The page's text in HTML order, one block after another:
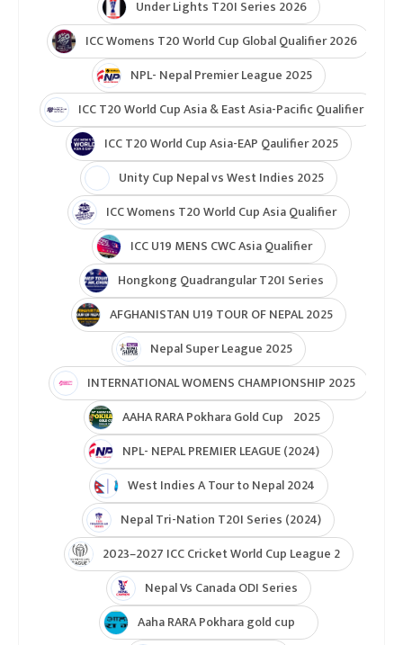
Under Lights T20I Series 2026
ICC Womens T20 World Cup Global Qualifier 2026
NPL- Nepal Premier League 2025
ICC T20 World Cup Asia & East Asia-Pacific Qualifier
ICC T20 World Cup Asia-EAP Qaulifier 2025
Unity Cup Nepal vs West Indies 2025
ICC Womens T20 World Cup Asia Qualifier
ICC U19 MENS CWC Asia Qualifier
Hongkong Quadrangular T20I Series
AFGHANISTAN U19 TOUR OF NEPAL 2025
Nepal Super League 2025
INTERNATIONAL WOMENS CHAMPIONSHIP 2025
AAHA RARA Pokhara Gold Cup 2025
NPL- NEPAL PREMIER LEAGUE (2024)
West Indies A Tour to Nepal 2024
Nepal Tri-Nation T20I Series (2024)
2023–2027 ICC Cricket World Cup League 2
Nepal Vs Canada ODI Series
Aaha RARA Pokhara gold cup